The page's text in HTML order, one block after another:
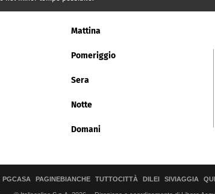
Mattina
Pomeriggio
Sera
Notte
Domani
PGCASA PAGINEBIANCHE TUTTOCITTÀ DILEI SIVIAGGIA